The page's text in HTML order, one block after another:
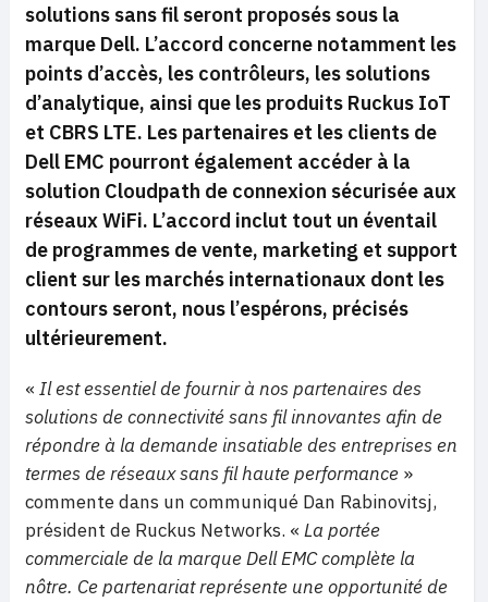
solutions sans fil seront proposés sous la
marque Dell. L’accord concerne notamment les
points d’accès, les contrôleurs, les solutions
d’analytique, ainsi que les produits Ruckus IoT
et CBRS LTE. Les partenaires et les clients de
Dell EMC pourront également accéder à la
solution Cloudpath de connexion sécurisée aux
réseaux WiFi. L’accord inclut tout un éventail
de programmes de vente, marketing et support
client sur les marchés internationaux dont les
contours seront, nous l’espérons, précisés
ultérieurement.
« Il est essentiel de fournir à nos partenaires des
solutions de connectivité sans fil innovantes afin de
répondre à la demande insatiable des entreprises en
termes de réseaux sans fil haute performance »
commente dans un communiqué Dan Rabinovitsj,
président de Ruckus Networks. « La portée
commerciale de la marque Dell EMC complète la
nôtre. Ce partenariat représente une opportunité de